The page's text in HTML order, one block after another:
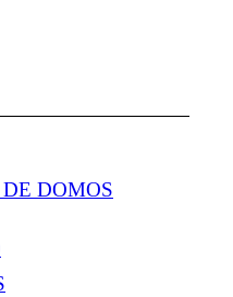
DOMOS